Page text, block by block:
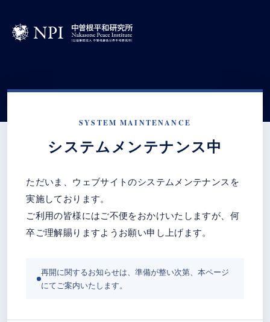
SYSTEM MAINTENANCE
システムメンテナンス中
ただいま、ウェブサイトのシステムメンテナンスを
実施しております。
ご利用の皆様にはご不便をおかけいたしますが、何
卒ご理解賜りますようお願い申し上げます。
再開に関するお知らせは、準備が整い次第、本ページ
にてご案内いたします。